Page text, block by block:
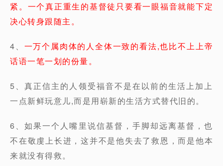
紧。一个真正重生的基督徒只要看一眼福音就能下定
决心转身跟随主。
4、 一万个属肉体的人全体一致的看法,也比不上上帝
话语一笔一划的份量。
5、真正信主的人领受福音不是在以前的生活上加上
一点新鲜玩意儿,而是用崭新的生活方式替代旧的。
6、如果一个人嘴里说信基督，手脚却远离基督，也
不在敬虔上长进，这并不是他失去了救恩，而是他本
来就没有得救。